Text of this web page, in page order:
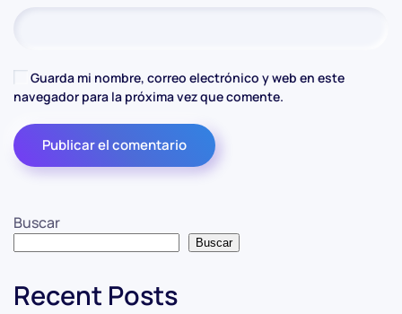
Guarda mi nombre, correo electrónico y web en este
navegador para la próxima vez que comente.
Publicar el comentario
Buscar
Buscar
Recent Posts